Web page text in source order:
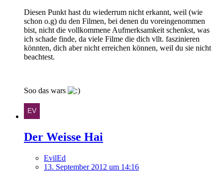
Diesen Punkt hast du wiederrum nicht erkannt, weil (wie
schon o.g) du den Filmen, bei denen du voreingenommen
bist, nicht die vollkommene Aufmerksamkeit schenkst, was
ich schade finde, da viele Filme die dich vllt. faszinieren
könnten, dich aber nicht erreichen können, weil du sie nicht
beachtest.
Soo das wars
Der Weisse Hai
EvilEd
13. September 2012 um 14:16